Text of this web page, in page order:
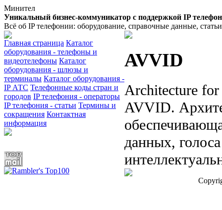
Минител
Уникальный бизнес-коммуникатор с поддержкой IP
Всё об IP телефонии: оборудование, справочные данные,
Главная страница Каталог
оборудования - телефоны и
видеотелефоны Каталог
оборудования - шлюзы и
терминалы Каталог оборудования -
IP АТС Телефонные коды стран и
городов IP телефония - операторы
IP телефония - статьи Термины и
сокращения Контактная
информация
AVVID
Architecture for
AVVID.
данных,